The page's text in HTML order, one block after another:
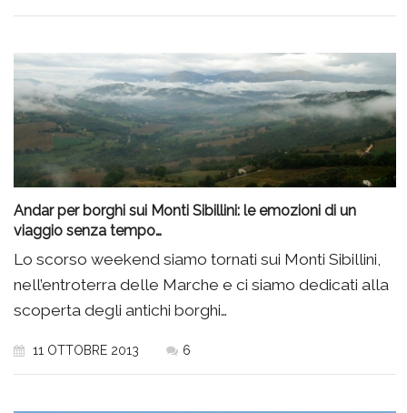
Andar per borghi sui Monti Sibillini: le emozioni di un
viaggio senza tempo…
Lo scorso weekend siamo tornati sui Monti Sibillini,
nell’entroterra delle Marche e ci siamo dedicati alla
scoperta degli antichi borghi…
11 OTTOBRE 2013 6